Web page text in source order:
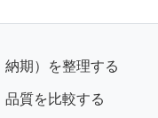
期）を整理する
質を比較する